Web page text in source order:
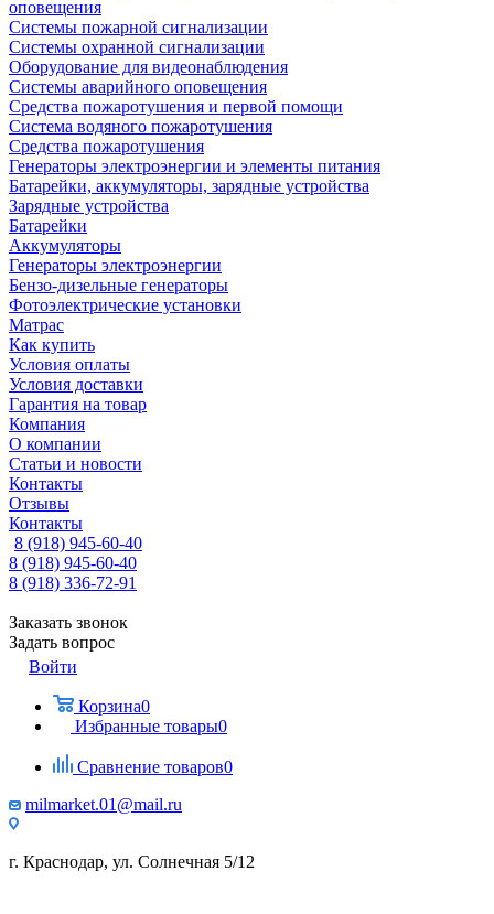
оповещения
Системы пожарной сигнализации
Системы охранной сигнализации
Оборудование для видеонаблюдения
Системы аварийного оповещения
Средства пожаротушения и первой помощи
Система водяного пожаротушения
Средства пожаротушения
Генераторы электроэнергии и элементы питания
Батарейки, аккумуляторы, зарядные устройства
Зарядные устройства
Батарейки
Аккумуляторы
Генераторы электроэнергии
Бензо-дизельные генераторы
Фотоэлектрические установки
Матрас
Как купить
Условия оплаты
Условия доставки
Гарантия на товар
Компания
О компании
Статьи и новости
Контакты
Отзывы
Контакты
8 (918) 945-60-40
8 (918) 945-60-40
8 (918) 336-72-91
Заказать звонок
Задать вопрос
Войти
Корзина0
Избранные товары0
Сравнение товаров0
milmarket.01@mail.ru
г. Краснодар, ул. Солнечная 5/12